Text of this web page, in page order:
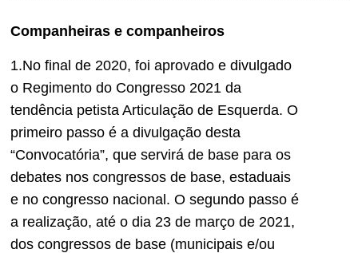
Companheiras e companheiros
1.No final de 2020, foi aprovado e divulgado
o Regimento do Congresso 2021 da
tendência petista Articulação de Esquerda. O
primeiro passo é a divulgação desta
“Convocatória”, que servirá de base para os
debates nos congressos de base, estaduais
e no congresso nacional. O segundo passo é
a realização, até o dia 23 de março de 2021,
dos congressos de base (municipais e/ou